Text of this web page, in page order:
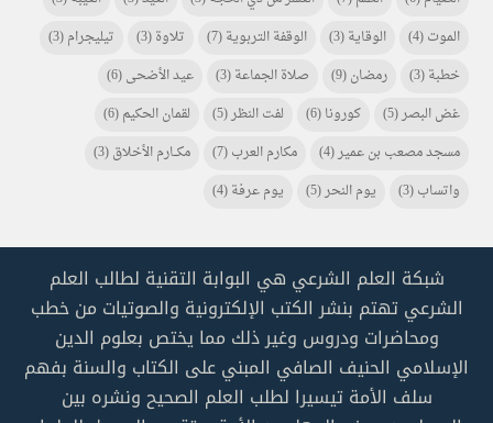
الموت(4) الوقاية(3) الوقفة التربوية(7) تلاوة(3) تيليجرام(3)
خطبة(3) رمضان(9) صلاة الجماعة(3) عيد الأضحى(6)
غض البصر(5) كورونا(6) لفت النظر(5) لقمان الحكيم(6)
مسجد مصعب بن عمير(4) مكارم العرب(7) مكـــارم الأخلاق(3)
واتساب(3) يوم النحر(5) يوم عرفة(4)
شبكة العلم الشرعي هي البوابة التقنية لطالب العلم
الشرعي تهتم بنشر الكتب الإلكترونية والصوتيات من خطب
ومحاضرات ودروس وغير ذلك مما يختص بعلوم الدين
الإسلامي الحنيف الصافي المبني على الكتاب والسنة بفهم
سلف الأمة تيسيرا لطلب العلم الصحيح ونشره بين